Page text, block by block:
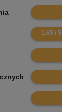
6.7
3.3
8.3
8.2
7.9